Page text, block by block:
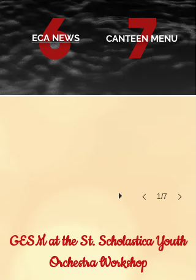
6
ECA NEWS 7
CANTEEN MENU
St. Scholastica Orchestra Workshop
1/7
GESM at the St. Scholastica Youth
Orchestra Workshop